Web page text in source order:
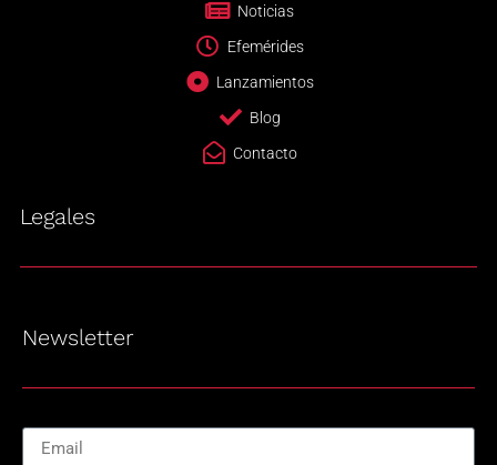
Noticias
Efemérides
Lanzamientos
Blog
Contacto
Legales
Newsletter